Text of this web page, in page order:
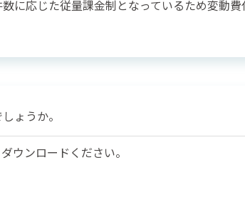
に応じた従量課金制となっているため変動
ょうか。
ウンロードください。